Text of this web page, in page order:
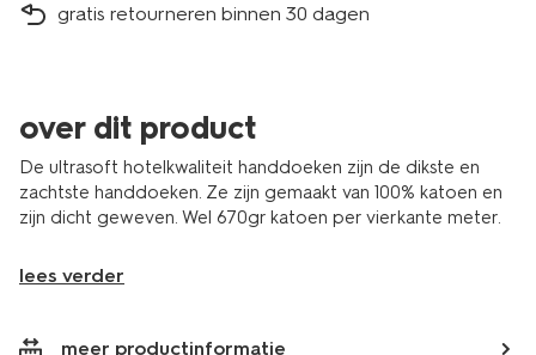
gratis retourneren binnen 30 dagen
over dit product
De ultrasoft hotelkwaliteit handdoeken zijn de dikste en
zachtste handdoeken. Ze zijn gemaakt van 100% katoen en
zijn dicht geweven. Wel 670gr katoen per vierkante meter.
lees verder
meer productinformatie